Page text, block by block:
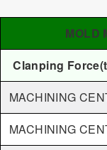
MOLD
Clanping
MACHINING
MACHINING